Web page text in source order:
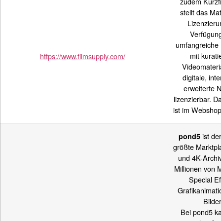
https://www.filmsupply.com/
stellt das
umfangreiche
mit
digitale,
erweiterte
lizenzierbar.
ist im
pond5 ist
größte
und 4K-
Millionen von
Special
Bei pond5